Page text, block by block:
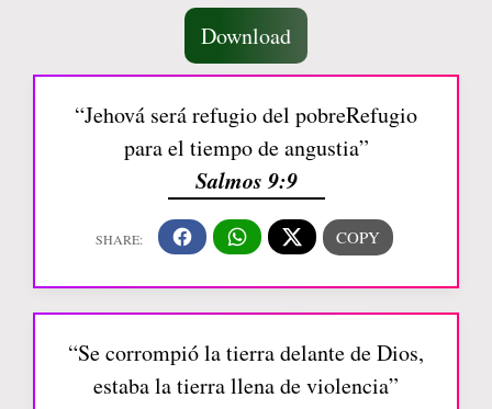
Download
“Jehová será refugio del pobreRefugio
para el tiempo de angustia”
Salmos 9:9
“Se corrompió la tierra delante de Dios,
estaba la tierra llena de violencia”